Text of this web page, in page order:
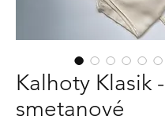
Kalhoty Klasik -
smetanové